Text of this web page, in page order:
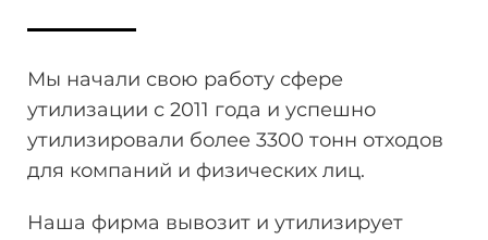
Мы начали свою работу сфере
утилизации с 2011 года и успешно
утилизировали более 3300 тонн отходов
для компаний и физических лиц.
Наша фирма вывозит и утилизирует